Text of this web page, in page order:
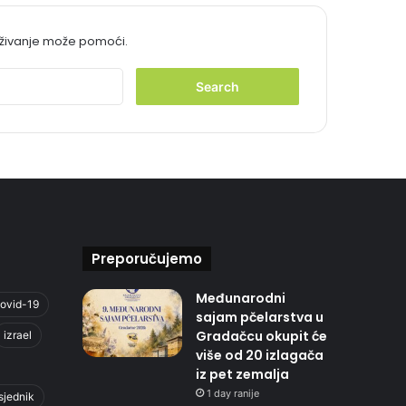
može pomoći.
r
19
izrael
Preporučujemo
Međunarodni
sajam pčelarstva u
Gradačcu okupit će
više od 20 izlagača
iz pet zemalja
1 day ranije